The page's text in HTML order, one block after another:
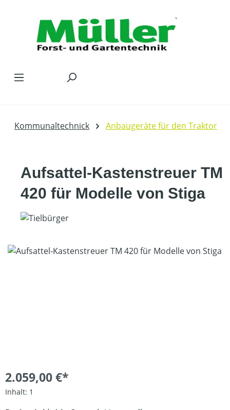
Kommunaltechnick Anbaugeräte für den Traktor
Aufsattel-Kastenstreuer TM
420 für Modelle von Stiga
Bildergalerie überspringen
2.059,00 €*
Inhalt: 1